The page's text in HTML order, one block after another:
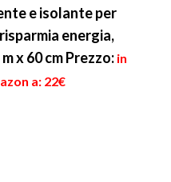
e isolante per
energia,
x 60 cmPrezzo: in
a: 22€